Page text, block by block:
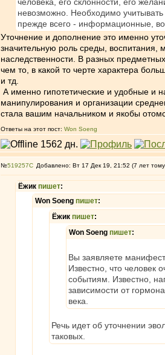
невозможно. Необходимо
прежде всего - информационные,
Уточнение и дополнение это именно
значительную роль среды, воспитания,
наследственности. В разных
чем то, в какой то черте характера
и тд.
А именно гипотетические и удобные и
манипулирования и организации
стала вашим начальником и якобы
Ответы на этот пост: Won Soeng
№519257 Добавлено: Вт 17 Дек 19, 21:52 (7 лет
Ёжик пишет:
Won Soeng пишет:
Ёжик пишет:
Won Soeng пишет:
Вы заявляете
Известно, что человек
событиям. Известно,
зависимости от
века.
Речь идет об уточнении
таковых.